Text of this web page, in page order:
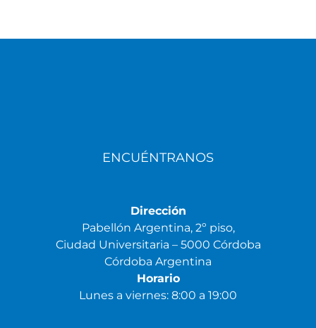
ENCUÉNTRANOS
Dirección
Pabellón Argentina, 2º piso,
Ciudad Universitaria – 5000 Córdoba
Córdoba Argentina
Horario
Lunes a viernes: 8:00 a 19:00